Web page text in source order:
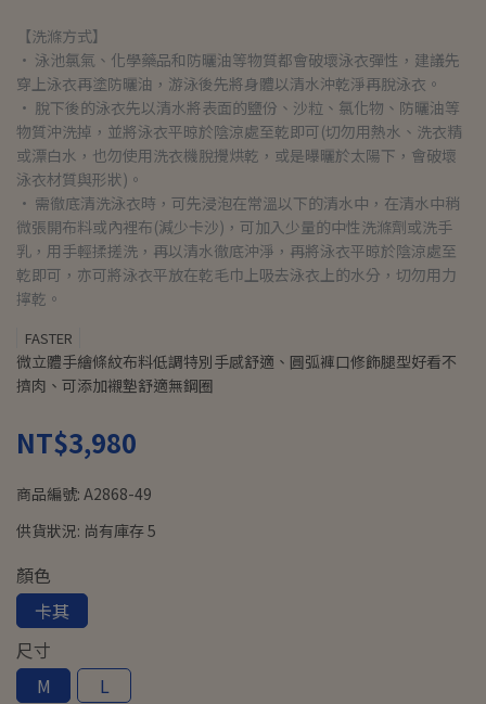
【洗滌方式】
• 泳池氯氣、化學藥品和防曬油等物質都會破壞泳衣彈性，建議先
穿上泳衣再塗防曬油，游泳後先將身體以清水沖乾淨再脫泳衣。
• 脫下後的泳衣先以清水將表面的鹽份、沙粒、氯化物、防曬油等
物質沖洗掉，並將泳衣平晾於陰涼處至乾即可(切勿用熱水、洗衣精
或漂白水，也勿使用洗衣機脫攪烘乾，或是曝曬於太陽下，會破壞
泳衣材質與形狀)。
• 需徹底清洗泳衣時，可先浸泡在常溫以下的清水中，在清水中稍
微張開布料或內裡布(減少卡沙)，可加入少量的中性洗滌劑或洗手
乳，用手輕揉搓洗，再以清水徹底沖淨，再將泳衣平晾於陰涼處至
乾即可，亦可將泳衣平放在乾毛巾上吸去泳衣上的水分，切勿用力
擰乾。
FASTER
微立體手繪條紋布料低調特別手感舒適、圓弧褲口修飾腿型好看不
擠肉、可添加襯墊舒適無鋼圈
NT$3,980
商品編號: A2868-49
供貨狀況: 尚有庫存 5
顏色
卡其
尺寸
M
L